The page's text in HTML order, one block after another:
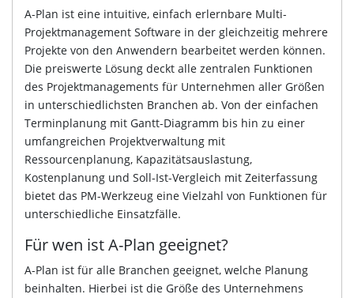
A-Plan ist eine intuitive, einfach erlernbare Multi-
Projektmanagement Software in der gleichzeitig mehrere
Projekte von den Anwendern bearbeitet werden können.
Die preiswerte Lösung deckt alle zentralen Funktionen
des Projektmanagements für Unternehmen aller Größen
in unterschiedlichsten Branchen ab. Von der einfachen
Terminplanung mit Gantt-Diagramm bis hin zu einer
umfangreichen Projektverwaltung mit
Ressourcenplanung, Kapazitätsauslastung,
Kostenplanung und Soll-Ist-Vergleich mit Zeiterfassung
bietet das PM-Werkzeug eine Vielzahl von Funktionen für
unterschiedliche Einsatzfälle.
Für wen ist A-Plan geeignet?
A-Plan ist für alle Branchen geeignet, welche Planung
beinhalten. Hierbei ist die Größe des Unternehmens